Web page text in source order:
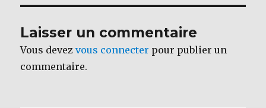
o
o
k
Laisser un commentaire
Vous devezvous connecter pour publier un
commentaire.